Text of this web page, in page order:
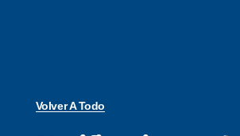
Volver A Todo